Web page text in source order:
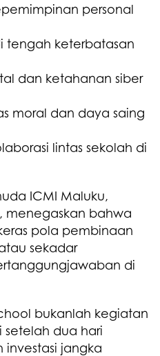
personal
tengah keterbatasan
dan ketahanan siber
moral dan daya saing
lintas sekolah di
ICMI Maluku,
menegaskan bahwa
pola pembinaan
sekadar
di
bukanlah kegiatan
setelah dua hari
investasi jangka